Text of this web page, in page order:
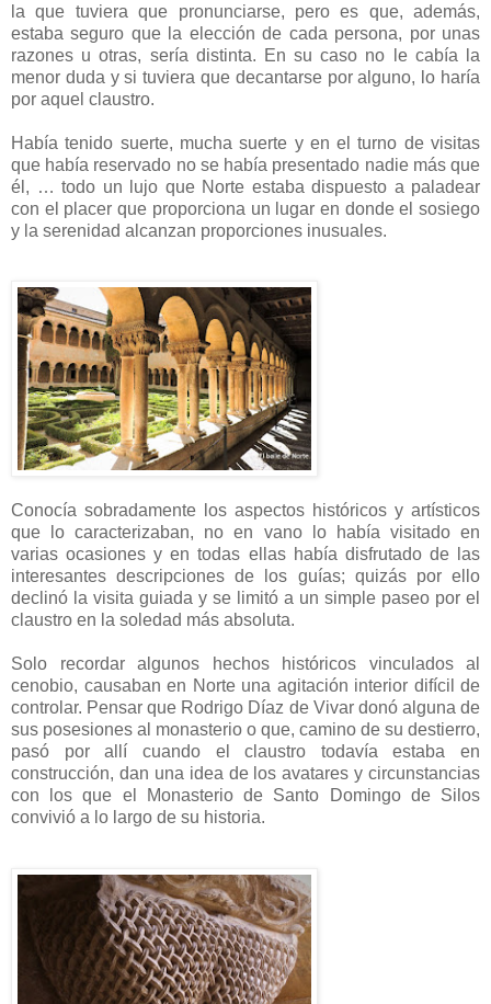
la que tuviera que pronunciarse, pero es que, además,
estaba seguro que la elección de cada persona, por unas
razones u otras, sería distinta. En su caso no le cabía la
menor duda y si tuviera que decantarse por alguno, lo haría
por aquel claustro.
Había tenido suerte, mucha suerte y en el turno de visitas
que había reservado no se había presentado nadie más que
él, … todo un lujo que Norte estaba dispuesto a paladear
con el placer que proporciona un lugar en donde el sosiego
y la serenidad alcanzan proporciones inusuales.
Conocía sobradamente los aspectos históricos y artísticos
que lo caracterizaban, no en vano lo había visitado en
varias ocasiones y en todas ellas había disfrutado de las
interesantes descripciones de los guías; quizás por ello
declinó la visita guiada y se limitó a un simple paseo por el
claustro en la soledad más absoluta.
Solo recordar algunos hechos históricos vinculados al
cenobio, causaban en Norte una agitación interior difícil de
controlar. Pensar que Rodrigo Díaz de Vivar donó alguna de
sus posesiones al monasterio o que, camino de su destierro,
pasó por allí cuando el claustro todavía estaba en
construcción, dan una idea de los avatares y circunstancias
con los que el Monasterio de Santo Domingo de Silos
convivió a lo largo de su historia.